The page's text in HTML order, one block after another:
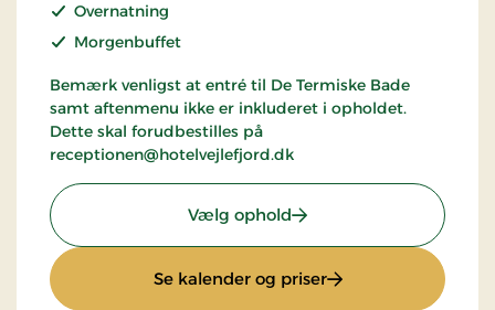
Overnatning
Morgenbuffet
Bemærk venligst at entré til De Termiske Bade
samt aftenmenu ikke er inkluderet i opholdet.
Dette skal forudbestilles på
receptionen@hotelvejlefjord.dk
Vælg ophold: Standardpris
Se kalender og priser: Standardpris